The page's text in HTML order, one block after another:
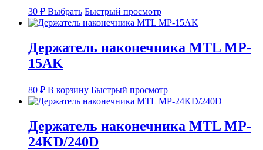
на
странице
30 ₽ Выбрать Этот
товар
имеет
вариаций.
на
странице
Быстрый просмотр
Держатель наконечника MTL MP-
15AK
80 ₽ В корзину Быстрый просмотр
Держатель наконечника MTL MP-
24KD/240D